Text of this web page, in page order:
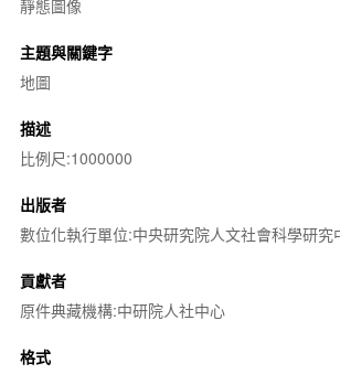
靜態圖像
主題與關鍵字
地圖
描述
比例尺:1000000
出版者
數位化執行單位:中央研究院人文社會科學研究
貢獻者
原件典藏機構:中研院人社中心
格式